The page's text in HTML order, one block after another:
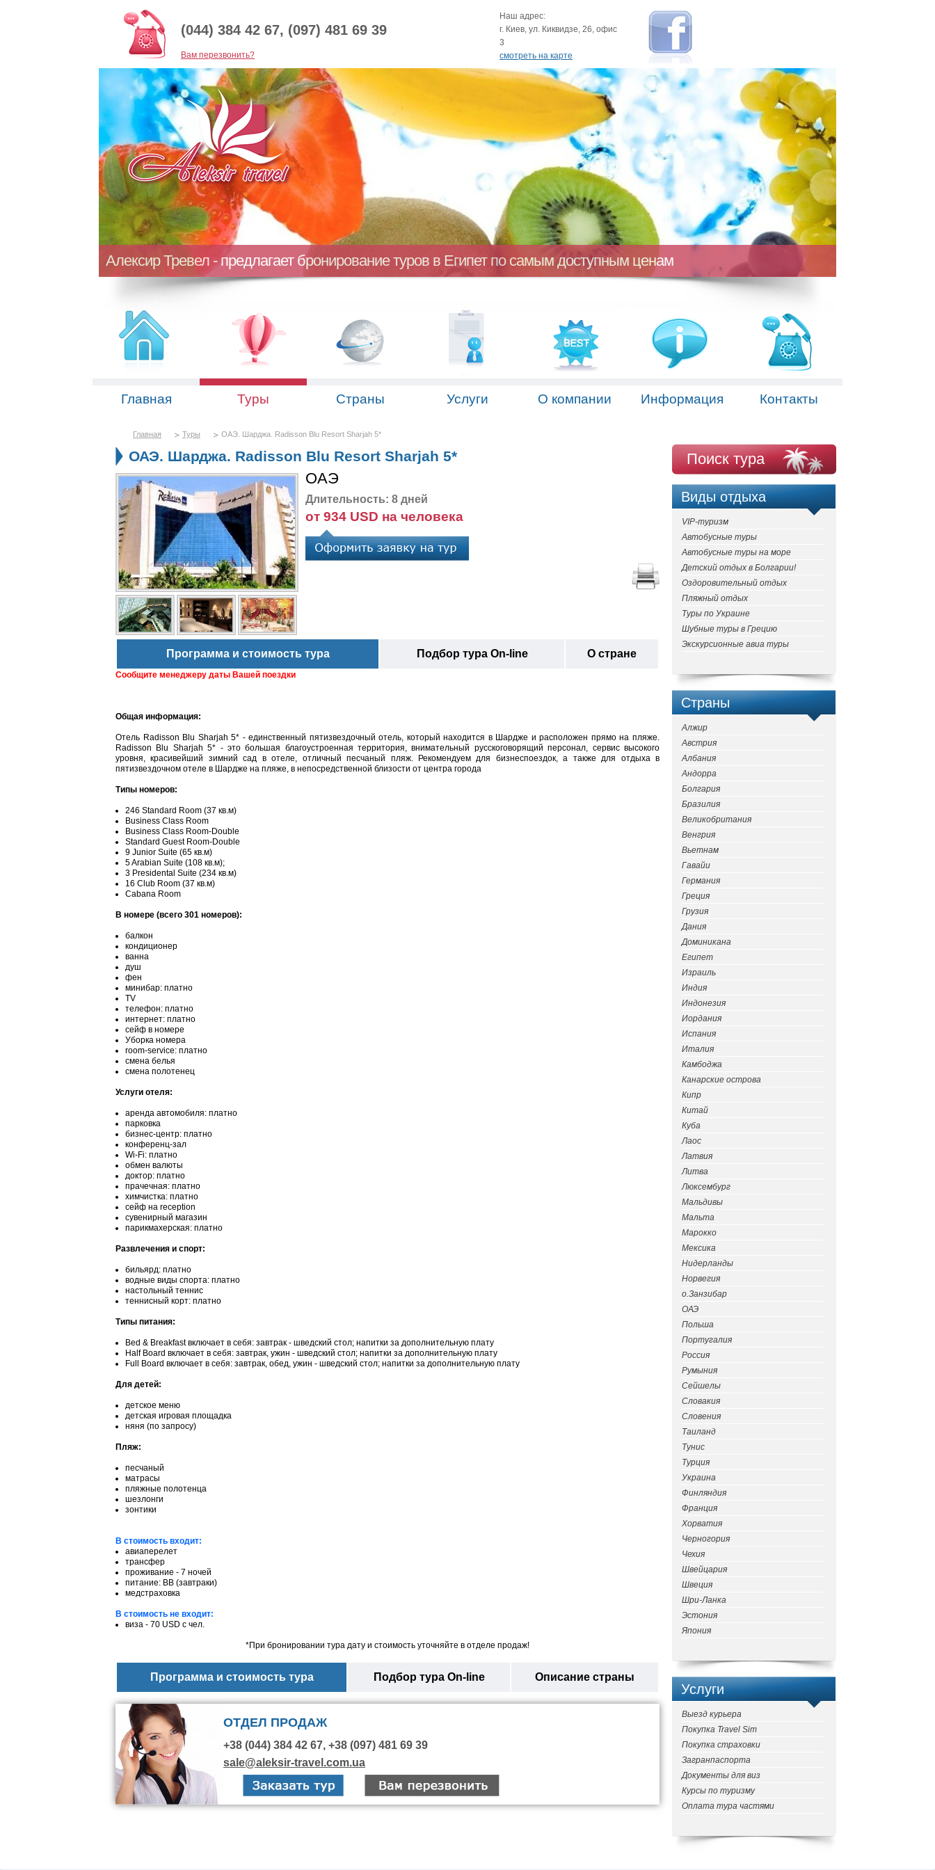
(044) 384 42 67, (097) 481 69 39
Baм перезвонить?
Наш адрес:
г. Киев, ул. Киквидзе, 26, офис
3
смотреть на карте
Алексир Тревел - предлагает бронирование туров в Египет по самым доступным ценам
Главная Туры Страны Услуги О компании Информация Контакты
Главная Туры ОАЭ. Шарджа. Radisson Blu Resort Sharjah 5*
ОАЭ. Шарджа. Radisson Blu Resort Sharjah 5*
ОАЭ
Длительность: 8 дней
от 934 USD на человека
Программа и стоимость тура Подбор тура On-line О стране
Сообщите менеджеру даты Вашей поездки
Общая информация:
Отель Radisson Blu Sharjah 5* - единственный пятизвездочный отель, который находится в Шардже и расположен прямо на пляже.
Radisson Blu Sharjah 5* - это большая благоустроенная территория, внимательный русскоговорящий персонал, сервис высокого
уровня, красивейший зимний сад в отеле, отличный песчаный пляж. Рекомендуем для бизнеспоездок, а также для отдыха в
пятизвездочном отеле в Шардже на пляже, в непосредственной близости от центра города
Типы номеров:
246 Standard Room (37 кв.м)
Business Class Room
Business Class Room-Double
Standard Guest Room-Double
9 Junior Suite (65 кв.м)
5 Arabian Suite (108 кв.м);
3 Presidental Suite (234 кв.м)
16 Club Room (37 кв.м)
Cabana Room
В номере (всего 301 номеров):
балкон
кондиционер
ванна
душ
фен
минибар: платно
TV
телефон: платно
интернет: платно
сейф в номере
Уборка номера
room-service: платно
смена белья
смена полотенец
Услуги отеля:
аренда автомобиля: платно
парковка
бизнес-центр: платно
конференц-зал
Wi-Fi: платно
обмен валюты
доктор: платно
прачечная: платно
химчистка: платно
сейф на reception
сувенирный магазин
парикмахерская: платно
Развлечения и спорт:
бильярд: платно
водные виды спорта: платно
настольный теннис
теннисный корт: платно
Типы питания:
Bed & Breakfast включает в себя: завтрак - шведский стол; напитки за дополнительную плату
Half Board включает в себя: завтрак, ужин - шведский стол; напитки за дополнительную плату
Full Board включает в себя: завтрак, обед, ужин - шведский стол; напитки за дополнительную плату
Для детей:
детское меню
детская игровая площадка
няня (по запросу)
Пляж:
песчаный
матрасы
пляжные полотенца
шезлонги
зонтики
В стоимость входит:
авиаперелет
трансфер
проживание - 7 ночей
питание: BB (завтраки)
медстраховка
В стоимость не входит:
виза - 70 USD с чел.
*При бронировании тура дату и стоимость уточняйте в отделе продаж!
Программа и стоимость тура Подбор тура On-line Описание страны
ОТДЕЛ ПРОДАЖ
+38 (044) 384 42 67, +38 (097) 481 69 39
sale@aleksir-travel.com.ua
Поиск тура
Виды отдыха
VIP-туризм
Автобусные туры
Автобусные туры на море
Детский отдых в Болгарии!
Оздоровительный отдых
Пляжный отдых
Туры по Украине
Шубные туры в Грецию
Экскурсионные авиа туры
Страны
Алжир
Австрия
Албания
Андорра
Болгария
Бразилия
Великобритания
Венгрия
Вьетнам
Гавайи
Германия
Греция
Грузия
Дания
Доминикана
Египет
Израиль
Индия
Индонезия
Иордания
Испания
Италия
Камбоджа
Канарские острова
Кипр
Китай
Куба
Лаос
Латвия
Литва
Люксембург
Мальдивы
Мальта
Марокко
Мексика
Нидерланды
Норвегия
о.Занзибар
ОАЭ
Польша
Португалия
Россия
Румыния
Сейшелы
Словакия
Словения
Таиланд
Тунис
Турция
Украина
Финляндия
Франция
Хорватия
Черногория
Чехия
Швейцария
Швеция
Шри-Ланка
Эстония
Япония
Услуги
Выезд курьера
Покупка Travel Sim
Покупка страховки
Загранпаспорта
Документы для виз
Курсы по туризму
Оплата тура частями